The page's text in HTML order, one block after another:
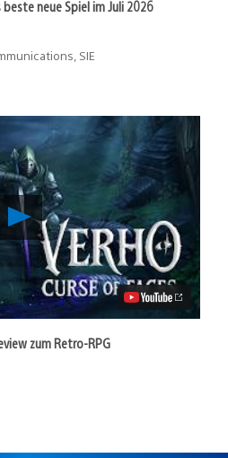
neue Spiel im Juli 2026
SIE
Verho
–
Curse
of
Faces:
PS5-
Preview
zum
Retro-
zum Retro-RPG